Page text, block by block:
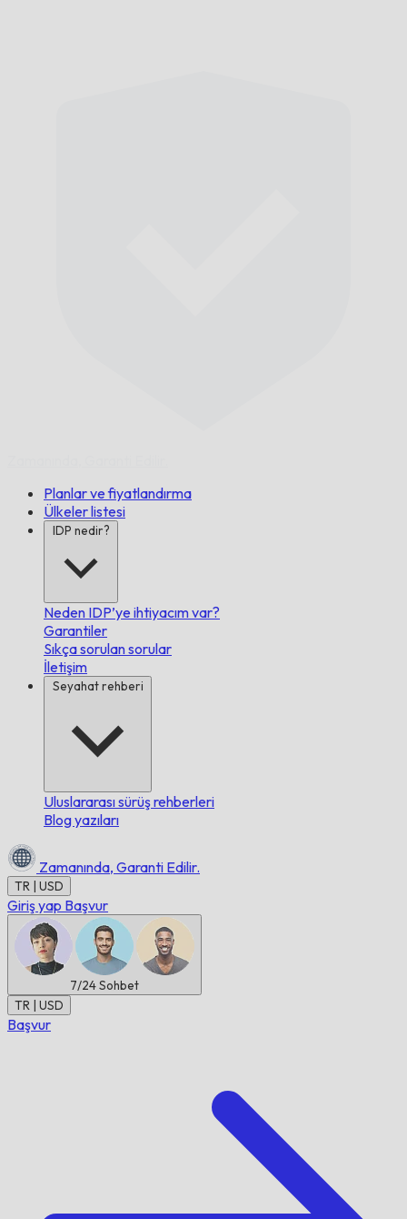
Planlar ve fiyatlandırma
Ülkeler listesi
IDP nedir?
Neden IDP’ye ihtiyacım var?
Garantiler
Sıkça sorulan sorular
İletişim
Seyahat rehberi
Uluslararası sürüş rehberleri
Blog yazıları
Zamanında, Garanti Edilir.
TR | USD
Giriş yap Başvur
7/24Sohbet
TR | USD
Başvur